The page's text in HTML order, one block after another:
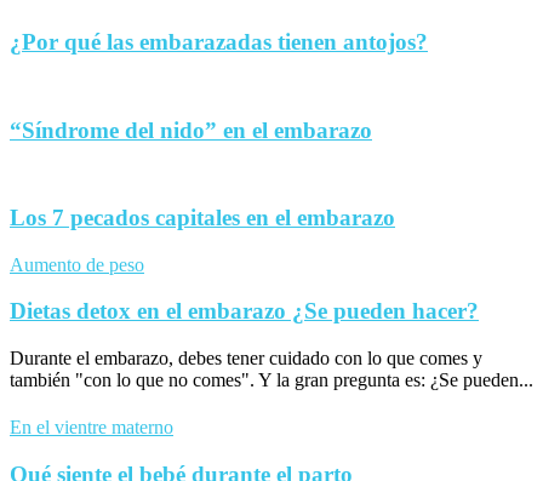
¿Por qué las embarazadas tienen antojos?
“Síndrome del nido” en el embarazo
Los 7 pecados capitales en el embarazo
Aumento de peso
Dietas detox en el embarazo ¿Se pueden hacer?
Durante el embarazo, debes tener cuidado con lo que comes y
también "con lo que no comes". Y la gran pregunta es: ¿Se pueden...
En el vientre materno
Qué siente el bebé durante el parto